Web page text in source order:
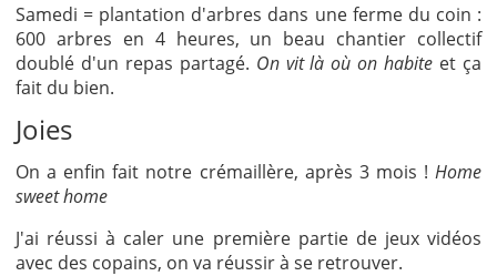
Samedi = plantation d'arbres dans une ferme du coin :
600 arbres en 4 heures, un beau chantier collectif
doublé d'un repas partagé. On vit là où on habite et ça
fait du bien.
Joies
On a enfin fait notre crémaillère, après 3 mois ! Home
sweet home
J'ai réussi à caler une première partie de jeux vidéos
avec des copains, on va réussir à se retrouver.